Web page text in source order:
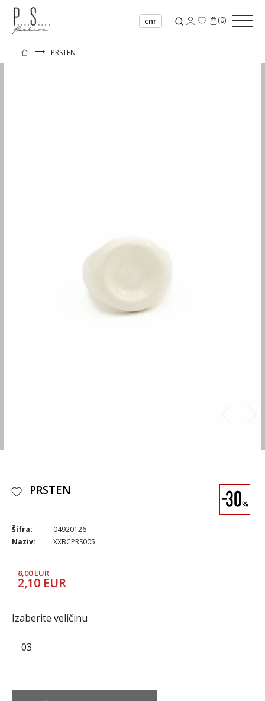
cnr (0)
⟶ PRSTEN
PRSTEN
Šifra:
04920126
Naziv:
XXBCPRS005
8,00 EUR
2,10 EUR
Izaberite veličinu
03